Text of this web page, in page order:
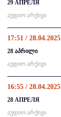
29 АПРЕЛЯ
აუდიო არქივი
17:51 / 28.04.2025
28 აპრილი
აუდიო არქივი
16:55 / 28.04.2025
28 АПРЕЛЯ
აუდიო არქივი